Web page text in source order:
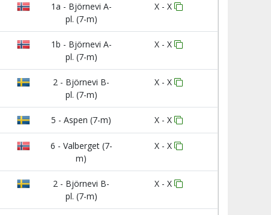
1a - Björnevi A-
pl. (7-m)
X - X
1b - Björnevi A-
pl. (7-m)
X - X
2 - Björnevi B-
pl. (7-m)
X - X
5 - Aspen (7-m) X - X
6 - Valberget (7-
m)
X - X
2 - Björnevi B-
pl. (7-m)
X - X